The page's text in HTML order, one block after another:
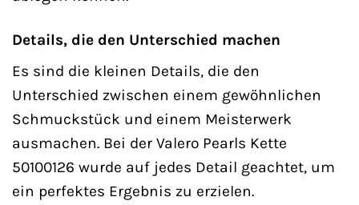
Details, die den Unterschied machen
Es sind die kleinen Details, die den
Unterschied zwischen einem gewöhnlichen
Schmuckstück und einem Meisterwerk
ausmachen. Bei der Valero Pearls Kette
50100126 wurde auf jedes Detail geachtet, um
ein perfektes Ergebnis zu erzielen.